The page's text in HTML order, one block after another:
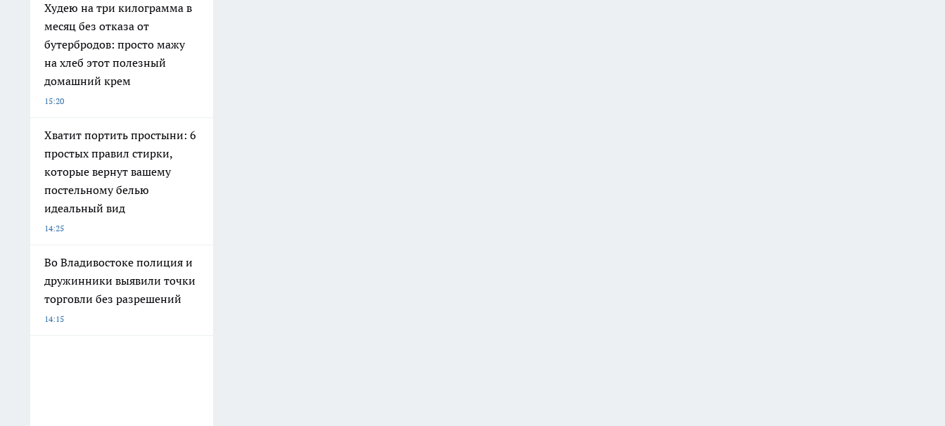
Худею на три килограмма в
месяц без отказа от
бутербродов: просто мажу
на хлеб этот полезный
домашний крем
15:20
Хватит портить простыни: 6
простых правил стирки,
которые вернут вашему
постельному белью
идеальный вид
14:25
Во Владивостоке полиция и
дружинники выявили точки
торговли без разрешений
14:15